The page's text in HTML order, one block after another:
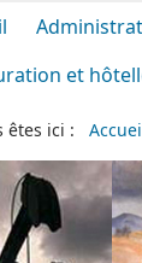
et
êtes ici :